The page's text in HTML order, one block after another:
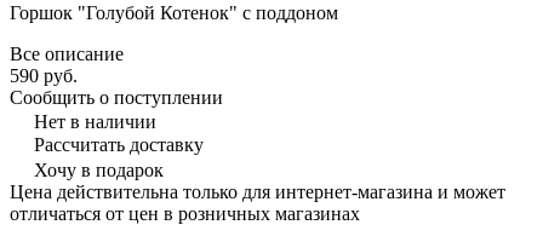
Горшок "Голубой Котенок" с поддоном
Все описание
590 руб.
Сообщить о поступлении
Нет в наличии
Рассчитать доставку
Хочу в подарок
Цена действительна только для интернет-магазина и может
отличаться от цен в розничных магазинах